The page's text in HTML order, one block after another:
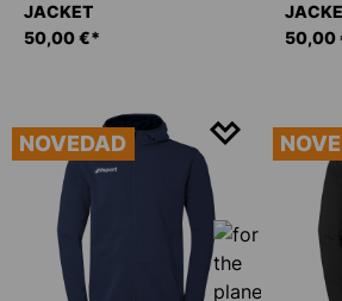
JACKET
50,00 €*
50,00
NOVEDAD